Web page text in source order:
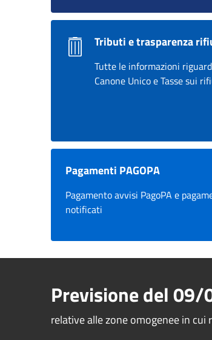
Tributi e trasparenza
Tutte le informazioni
Canone Unico e Tasse sui
Pagamenti PAGOPA
Pagamento avvisi PagoPA e
notificati
Previsione del09/
relative alle zone omogenee in cui